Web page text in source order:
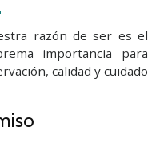
razón de ser es el
importancia para
calidad y cuidado